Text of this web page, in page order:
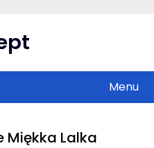
Menu
Miękka Lalka